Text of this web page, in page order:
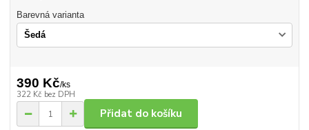
Barevná varianta
390 Kč/ks
322 Kč bez DPH
Přidat do košíku